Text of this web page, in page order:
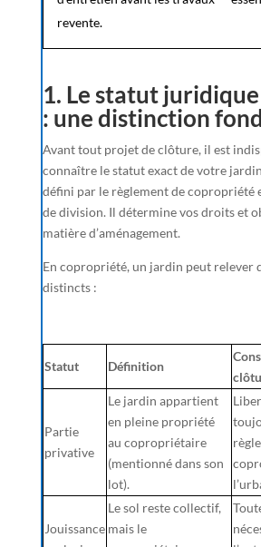
revente.
1. Le statut
: une distinction
Avant tout projet de clôture, il est
connaître le statut exact de votre
défini par le règlement de copropriété
de division. Il détermine vos droits et
matière d’aménagement.
En copropriété, un jardin peut relever
distincts :
Statut Définition
Partie
privative
Le jardin appartient
en pleine propriété
au copropriétaire
(mentionné dans son
lot).
Jouissance
Le sol reste collectif,
mais le